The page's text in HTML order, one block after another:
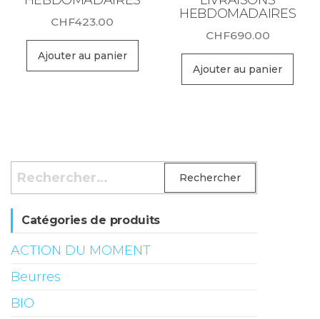
CHF423.00
Ajouter au panier
HEBDOMADAIRES
CHF690.00
Ajouter au panier
Rechercher :
Catégories de produits
ACTION DU MOMENT
Beurres
BIO